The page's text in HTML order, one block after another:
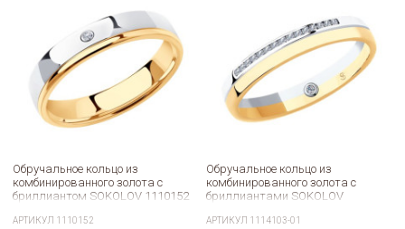
Обручальное кольцо из
комбинированного золота с
бриллиантом SOKOLOV 1110152
АРТИКУЛ 1110152
Обручальное кольцо из
комбинированного золота с
бриллиантами SOKOLOV
АРТИКУЛ 1114103-01